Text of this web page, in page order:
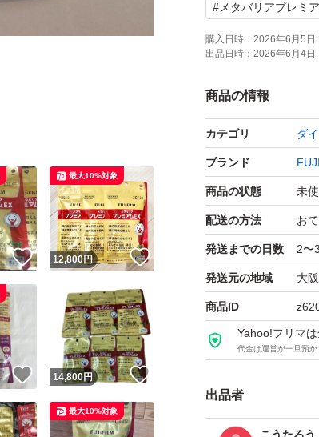
# メタバリアプレミ
購入日時： 2026年6月5日
出品日時： 2026年6月4日
商品の情報
カテゴリ ダ
ブランド
商品の状態 未
配送の方法 お
発送までの日数 2〜
発送元の地域 大
商品ID
Yahoo!フリマ
代金は運営が一旦預
出品者
いいね！
12,800円 いいね！
最大10%対象
いいね！
14,800円
最大10%対象